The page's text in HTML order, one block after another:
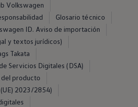
infantiles, productos
del interior o
una amplia
para proteger a los
coche, y también para
.
Volkswagen
Glosario técnico
ID. Aviso de importación
y textos jurídicos)
Takata
Servicios Digitales (DSA)
producto
2023/2854)